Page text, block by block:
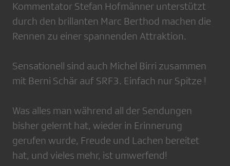
Kommentator Stefan Hofmänner unterstützt
durch den brillanten Marc Berthod machen die
Rennen zu einer spannenden Attraktion.
Sensationell sind auch Michel Birri zusammen
mit Berni Schär auf SRF3. Einfach nur Spitze !
Was alles man während all der Sendungen
bisher gelernt hat, wieder in Erinnerung
gerufen wurde, Freude und Lachen bereitet
hat, und vieles mehr, ist umwerfend!